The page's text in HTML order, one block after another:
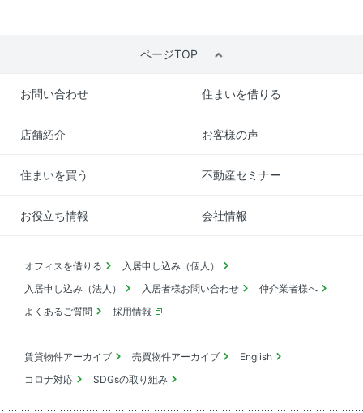
ページTOP
お問い合わせ 住まいを借りる
店舗紹介 お客様の声
住まいを買う 不動産セミナー
お役立ち情報 会社情報
オフィスを借りる
入居申し込み（個人）
入居申し込み（法人）
入居者様お問い合わせ
仲介業者様へ
よくあるご質問
採用情報
賃貸物件アーカイブ 売買物件アーカイブ
English
コロナ対応
SDGsの取り組み